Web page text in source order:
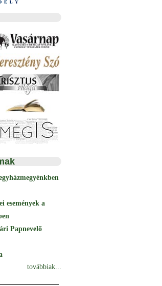
események a
Papnevelő
továbbiak...